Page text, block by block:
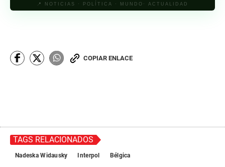
📍 NOTICIAS · POLÍTICA · MUNDO· ACTUALIDAD
COPIAR ENLACE
TAGS RELACIONADOS
Nadeska Widausky Interpol Bélgica